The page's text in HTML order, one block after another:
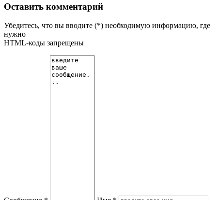
Оставить комментарий
Убедитесь, что вы вводите (*) необходимую информацию, где
нужно
HTML-коды запрещены